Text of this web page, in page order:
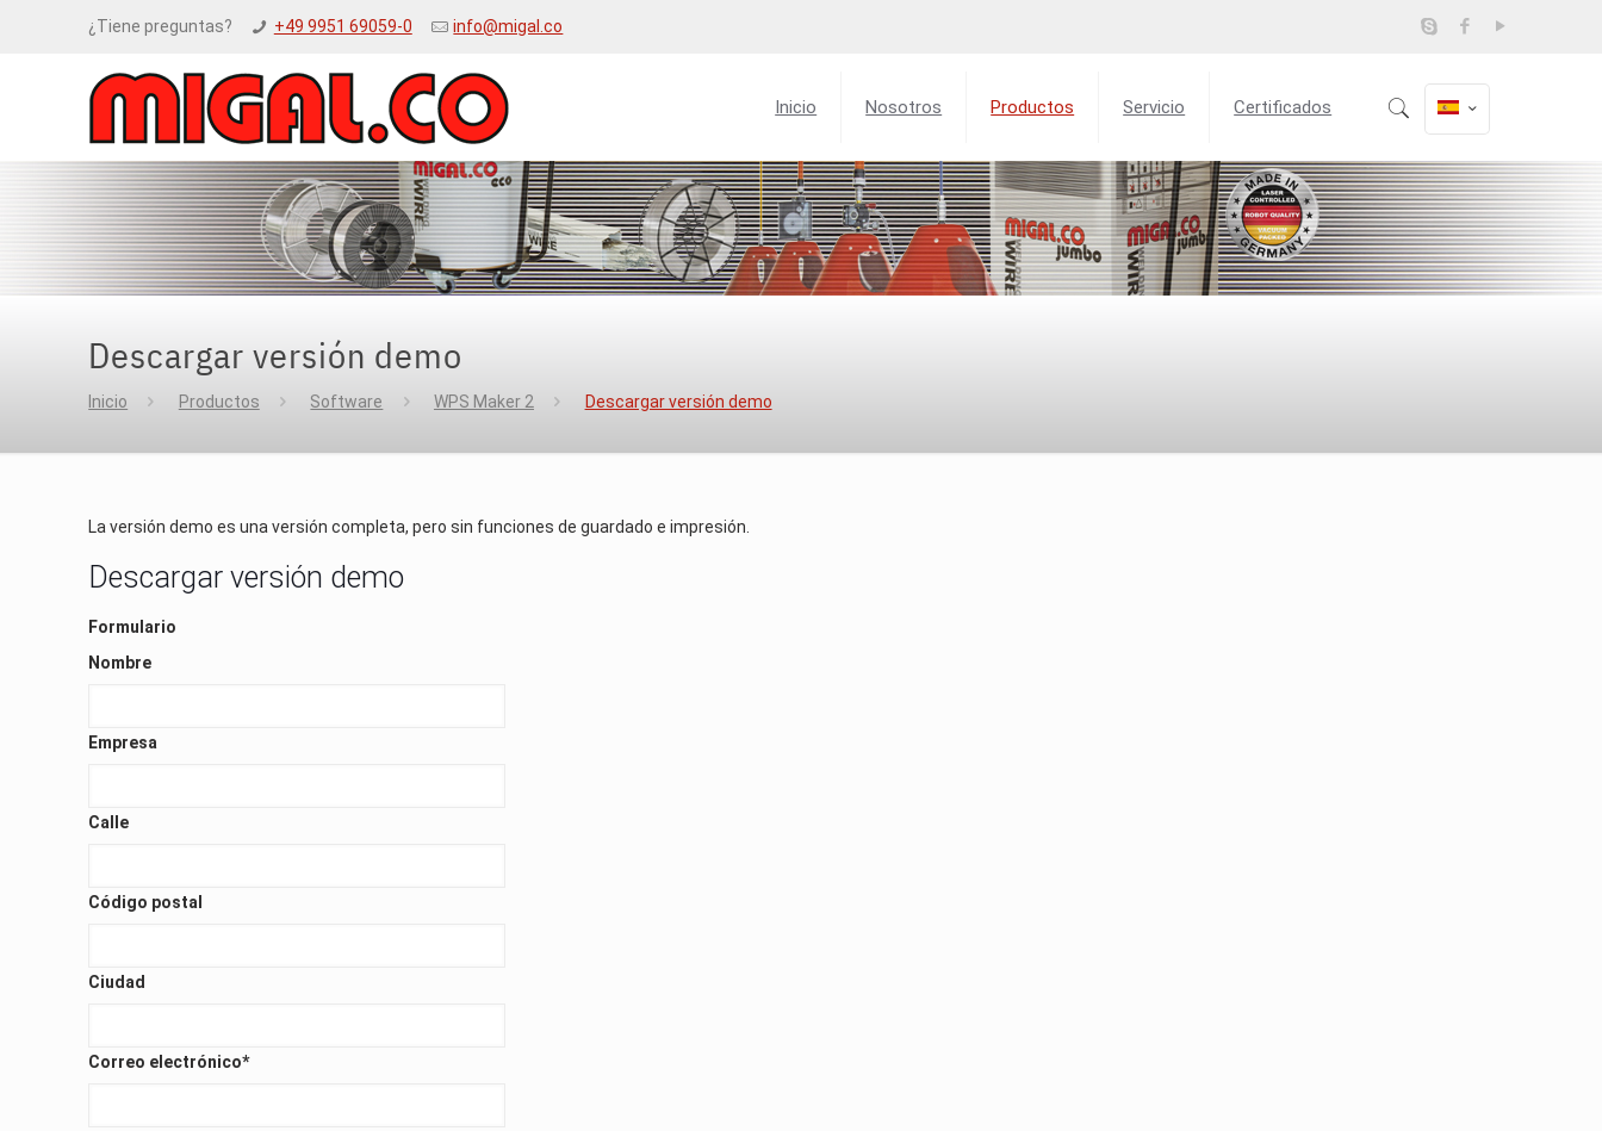
¿Tiene preguntas? +49 9951 69059-0 info@migal.co
Inicio Nosotros Productos Servicio Certificados
Descargar versión demo
Inicio Productos Software WPS Maker 2 Descargar versión demo
La versión demo es una versión completa, pero sin funciones de guardado e impresión.
Descargar versión demo
Formulario
Nombre
Empresa
Calle
Código postal
Ciudad
Correo electrónico*